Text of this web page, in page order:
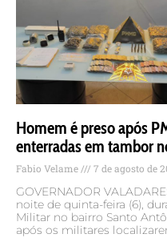
Homem é preso após
enterradas em tambor
Fabio Velame 7 de agosto de
GOVERNADOR
noite de quinta-feira (6),
Militar no bairro Santo
após os militares